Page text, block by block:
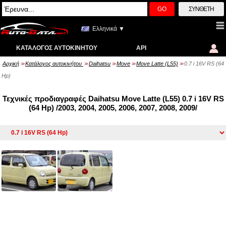
GO ΣΎΝΘΕΤΗ
Ελληνικά ▼
ΚΑΤΆΛΟΓΟΣ ΑΥΤΟΚΙΝΉΤΟΥ API
Αρχική >> Κατάλογος αυτοκινήτου >> Daihatsu >> Move >> Move Latte (L55) >> 0.7 i 16V RS (64
Hp)
Τεχνικές προδιαγραφές Daihatsu Move Latte (L55) 0.7 i 16V RS
(64 Hp) /2003, 2004, 2005, 2006, 2007, 2008, 2009/